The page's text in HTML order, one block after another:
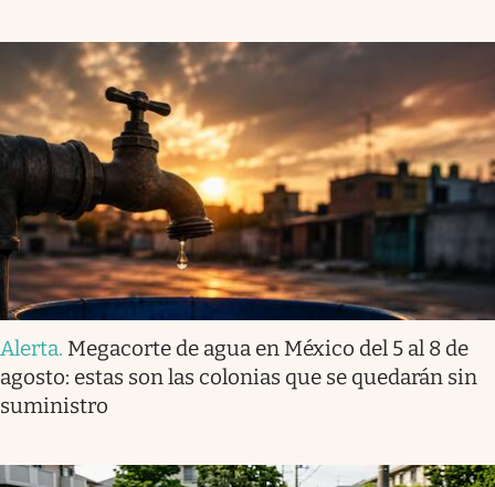
Alerta. Megacorte de agua en México del 5 al 8 de
agosto: estas son las colonias que se quedarán sin
suministro